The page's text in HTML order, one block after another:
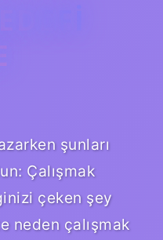
şunları
Çalışmak
çeken şey
neden çalışmak